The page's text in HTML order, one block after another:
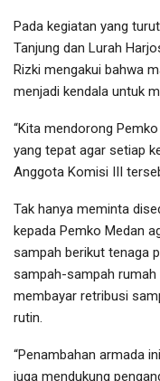
Pada kegiatan yang
Tanjung dan Lurah
Rizki mengakui bahwa
menjadi kendala untuk
“Kita mendorong
yang tepat agar setiap
Anggota Komisi III
Tak hanya meminta
kepada Pemko Medan
sampah berikut tenaga
sampah-sampah
membayar retribusi
rutin.
“Penambahan armada
juga mendukung